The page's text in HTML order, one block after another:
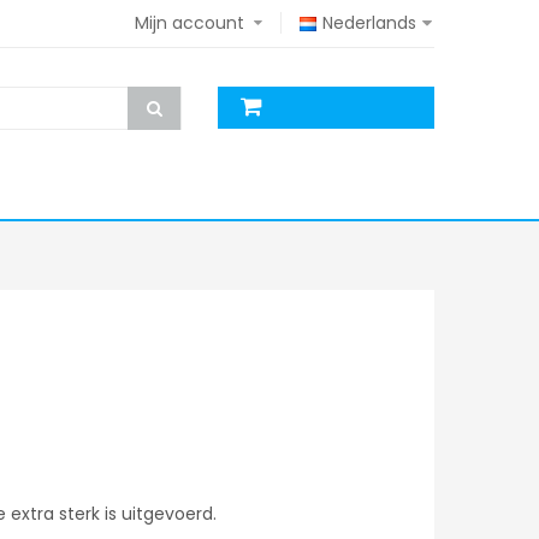
Nederlands
Mijn account
extra sterk is uitgevoerd.